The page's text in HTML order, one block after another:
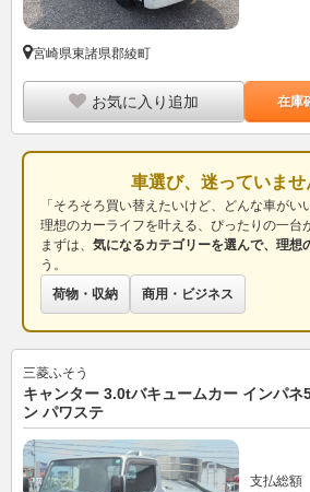
宮崎県東諸県郡綾町
お気に入り追加 在庫
車選び、迷っていませ
「そろそろ買い替えたいけど、どんな車が
理想のカーライフを叶える、ぴったりの一台
まずは、 気になるカテゴリーを選んで、理想
う。
荷物・収納
商用・ビジネス
三菱ふそう
キャンター 3.0tバキュームカー インパネ
ン パワステ
支払総額